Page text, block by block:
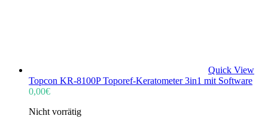
Quick View
Topcon KR-8100P Toporef-Keratometer 3in1 mit Software
0,00€
Nicht vorrätig